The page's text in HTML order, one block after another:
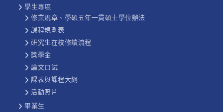
學生專區
修業規章、學碩五年一貫碩士學位辦法
課程規劃表
研究生在校修讀流程
獎學金
論文口試
課表與課程大綱
活動照片
畢業生